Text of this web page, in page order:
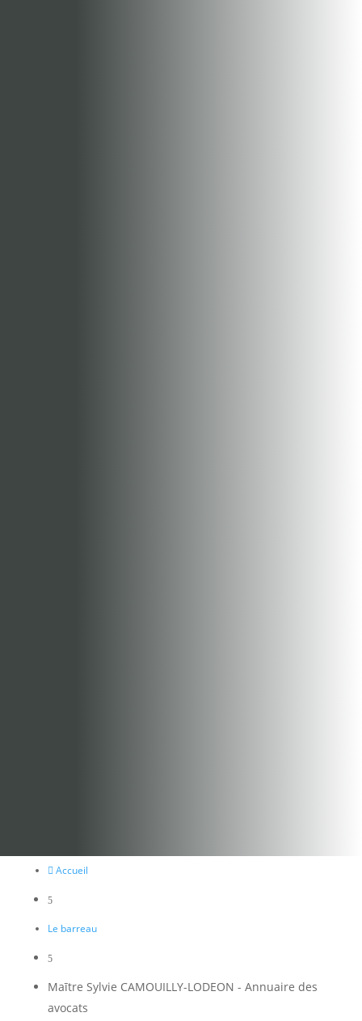
 Accueil
5
Le barreau
5
Maītre Sylvie CAMOUILLY-LODEON - Annuaire des
avocats